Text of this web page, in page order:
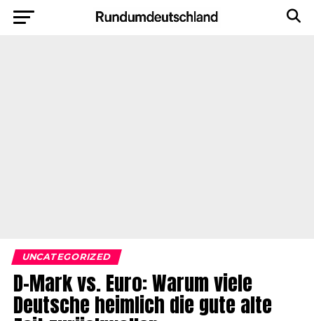
UNCATEGORIZED
D-Mark vs. Euro: Warum viele
Deutsche heimlich die gute alte